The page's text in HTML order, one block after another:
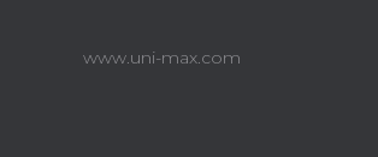
www.uni-max.com